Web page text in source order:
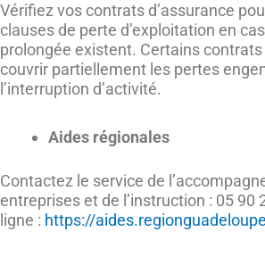
Vérifiez vos contrats d’assurance
clauses de perte d’exploitation en
prolongée existent. Certains
couvrir partiellement les pertes
l’interruption d’activité.
Aides régionales
Contactez le service de
entreprises et de l’instruction : 05 90
ligne : https://